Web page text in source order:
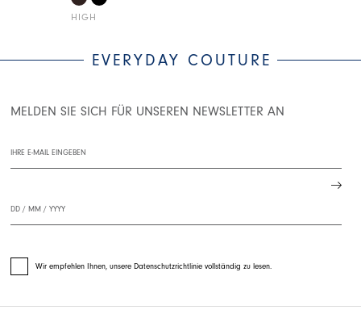
HIGH
EVERYDAY COUTURE
MELDEN SIE SICH FÜR UNSEREN NEWSLETTER AN
Wir empfehlen Ihnen, unsere Datenschutzrichtlinie vollständig zu lesen.